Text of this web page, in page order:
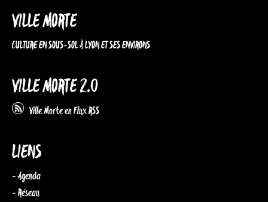
VILLE MORTE
CULTURE EN SOUS-SOL À LYON ET SES ENVIRONS
VILLE MORTE 2.0
Ville Morte en Flux RSS
LIENS
- Agenda
- Réseau